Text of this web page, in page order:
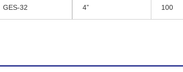
GES-32 4” 100